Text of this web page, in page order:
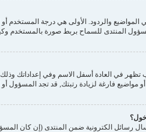
المنتدى للسماح بربط صورة بالمستخدم
تظهر في العادة أسفل الاسم وفي إعداداتك
مواضيع فارغة لزيادة رتبتك, قد تجد المسؤول
رسائل الكترونية ضمن المنتدى (إن كان